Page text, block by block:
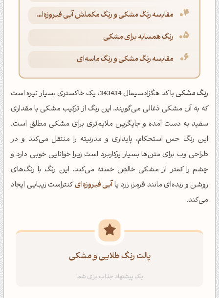
مقایسه رنگ مشکی و رنگ مکملش آبی فیروزه‌ای پاستلی
رنگ همسایه برای مشکی
مقایسه رنگ مشکی و رنگ ماسه‌ای
رنگ مشکی
با کد هگزادسیمال 343434، یک خاکستری بسیار تیره است
که به آن مشکی ذغالی می‌گویند. این رنگ از ترکیب مشکی با مقداری
سفید به دست آمده و جایگزین ملایم‌تری برای مشکی مطلق است.
این رنگ حس استحکام، پایداری و مدرنیته را منتقل می‌کند و در
طراحی وب برای متن‌ها بسیار پرکاربرد است زیرا خوانایی خوبی دارد و
چشم را کمتر از مشکی خالص خسته می‌کند. این رنگ با رنگ‌های
روشن و زنده‌ای مانند قرمز، زرد یاآبی فیروزه‌ایکنتراست زیبایی ایجاد
می‌کند.
پالت رنگ طلایی و مشکی